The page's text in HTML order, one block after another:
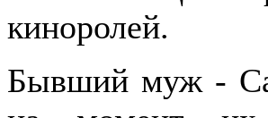
киноролей.
Бывший муж -